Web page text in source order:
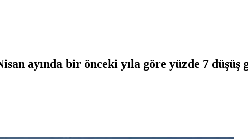
ayında bir önceki yıla göre yüzde 7 düşüş